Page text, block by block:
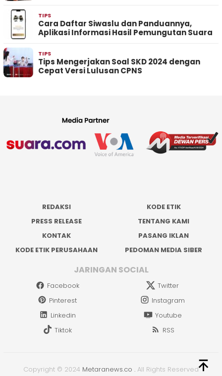
TIPS
Cara Daftar Siwaslu dan Panduannya,
Aplikasi Informasi Hasil Pemungutan Suara
TIPS
Tips Mengerjakan Soal SKD 2024 dengan
Cepat Versi Lulusan CPNS
REDAKSI
KODE ETIK
PRESS RELEASE
TENTANG KAMI
KONTAK
PASANG IKLAN
KODE ETIK PERUSAHAAN
PEDOMAN MEDIA SIBER
JARINGAN SOCIAL
Facebook
Twitter
Pinterest
Instagram
Linkedin
Youtube
Tiktok
RSS
Copyright © 2024 Metaranews.co . All Rights Reserved